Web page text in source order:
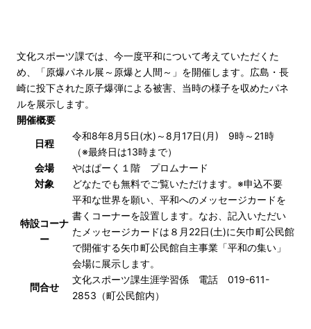
文化スポーツ課では、今一度平和について考えていただくた
め、「原爆パネル展～原爆と人間～」を開催します。広島・長
崎に投下された原子爆弾による被害、当時の様子を収めたパネ
ルを展示します。
開催概要
日程
令和8年8月5日(水)～8月17日(月) 9時～21時
（※最終日は13時まで）
会場
やはぱーく１階 プロムナード
対象
どなたでも無料でご覧いただけます。※申込不要
特設コーナ
ー
平和な世界を願い、平和へのメッセージカードを
書くコーナーを設置します。なお、記入いただい
たメッセージカードは８月22日(土)に矢巾町公民館
で開催する矢巾町公民館自主事業「平和の集い」
会場に展示します。
問合せ
文化スポーツ課生涯学習係 電話 019-611-
2853（町公民館内）